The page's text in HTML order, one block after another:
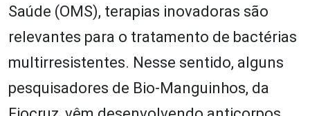
Saúde (OMS), terapias inovadoras são
relevantes para o tratamento de bactérias
multirresistentes. Nesse sentido, alguns
pesquisadores de Bio-Manguinhos, da